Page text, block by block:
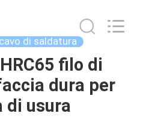
di saldatura
filo di
dura per
di usura